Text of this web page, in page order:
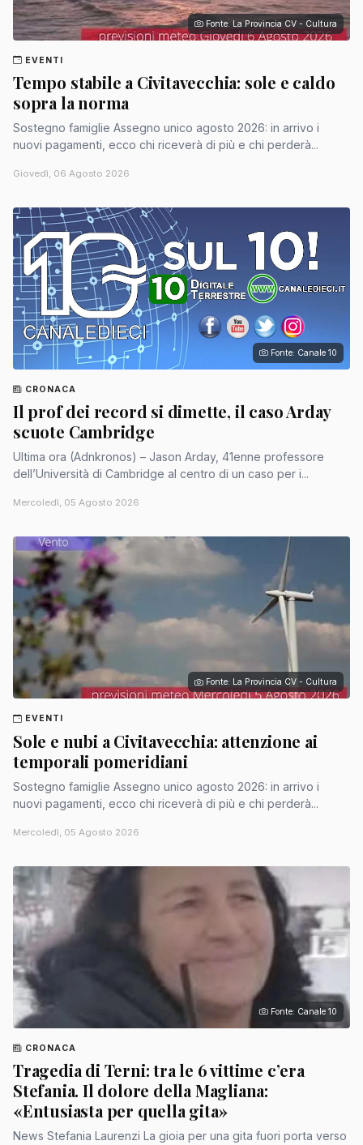
Fonte: La Provincia CV - Cultura
EVENTI
Tempo stabile a Civitavecchia: sole e caldo
sopra la norma
Sostegno famiglie Assegno unico agosto 2026: in arrivo i
nuovi pagamenti, ecco chi riceverà di più e chi perderà...
Giovedì, 06 Agosto 2026
Fonte: Canale 10
CRONACA
Il prof dei record si dimette, il caso Arday
scuote Cambridge
Ultima ora (Adnkronos) – Jason Arday, 41enne professore
dell’Università di Cambridge al centro di un caso per i...
Mercoledì, 05 Agosto 2026
Fonte: La Provincia CV - Cultura
EVENTI
Sole e nubi a Civitavecchia: attenzione ai
temporali pomeridiani
Sostegno famiglie Assegno unico agosto 2026: in arrivo i
nuovi pagamenti, ecco chi riceverà di più e chi perderà...
Mercoledì, 05 Agosto 2026
Fonte: Canale 10
CRONACA
Tragedia di Terni: tra le 6 vittime c’era
Stefania. Il dolore della Magliana:
«Entusiasta per quella gita»
News Stefania Laurenzi La gioia per una gita fuori porta verso